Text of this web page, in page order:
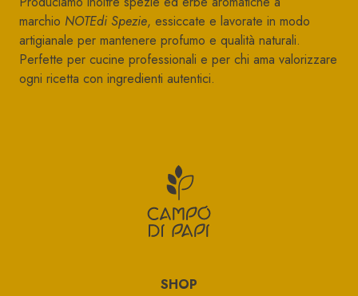
marchio NOTEdi Spezie, essiccate e lavorate in modo
artigianale per mantenere profumo e qualità naturali.
Perfette per cucine professionali e per chi ama valorizzare
ogni ricetta con ingredienti autentici.
SHOP